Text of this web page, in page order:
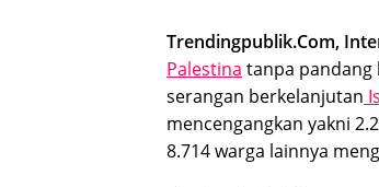
Trendingpublik.Com,
Palestina tanpa pandang
serangan berkelanjutan
mencengangkan yakni
8.714 warga lainnya